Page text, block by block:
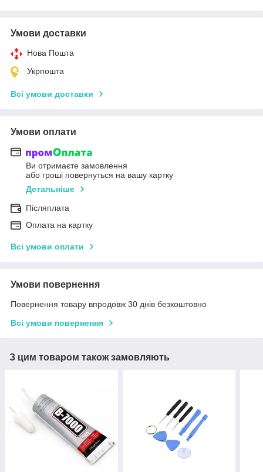
Умови доставки
Нова Пошта
Укрпошта
Всі умови доставки
Умови оплати
Ви отримаєте замовлення
або гроші повернуться на вашу картку
Детальніше
Післяплата
Оплата на картку
Всі умови оплати
Умови повернення
Повернення товару впродовж 30 днів безкоштовно
Всі умови повернення
З цим товаром також замовляють